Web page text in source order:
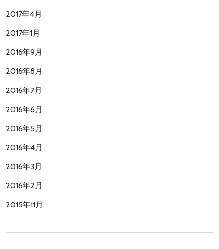
2017年4月
2017年1月
2016年9月
2016年8月
2016年7月
2016年6月
2016年5月
2016年4月
2016年3月
2016年2月
2015年11月